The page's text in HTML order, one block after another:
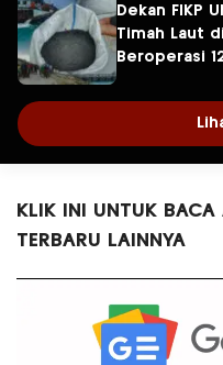
Dekan FIKP
Timah Laut
Beroperasi
KLIK INI UNTUK BACA
TERBARU LAINNYA